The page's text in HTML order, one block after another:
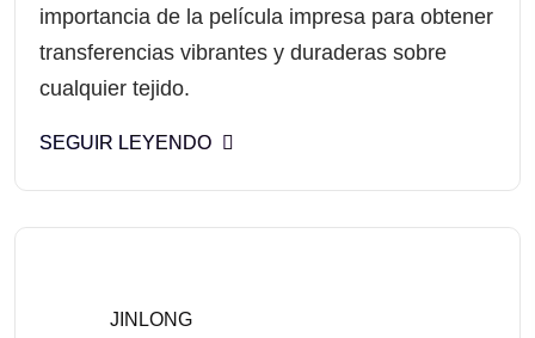
importancia de la película impresa para obtener
transferencias vibrantes y duraderas sobre
cualquier tejido.
SEGUIR LEYENDO
JINLONG